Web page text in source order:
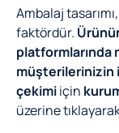
Ambalaj
faktördür.
platformlarında
müşterilerinizin
çekimiiçin
üzerine